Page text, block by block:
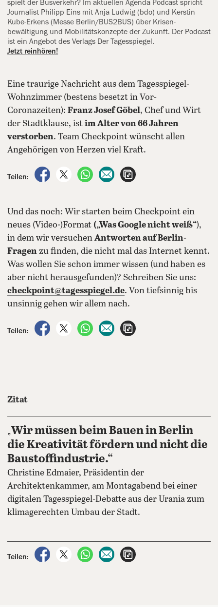
spielt der Bus­verkehr? Im aktuellen Agenda Podcast spricht
Journalist Philipp Eins mit Anja Ludwig (bdo) und Kerstin
Kube-Erkens (Messe Berlin/BUS2BUS) über Krisen­
bewältigung und Mobilitäts­konzepte der Zukunft. Der Podcast
ist ein Angebot des Verlags Der Tagesspiegel.
Jetzt reinhören!
Eine traurige Nachricht aus dem Tagesspiegel-
Wohnzimmer (bestens besetzt in Vor-
Coronazeiten): Franz Josef Göbel, Chef und Wirt
der Stadtklause, ist im Alter von 66 Jahren
verstorben. Team Checkpoint wünscht allen
Angehörigen von Herzen viel Kraft.
Teilen:
auf Facebook teilen
auf X teilenper WhatsApp teilen
per E-Mail teilen
Und das noch: Wir starten beim Checkpoint ein
neues (Video-)Format („Was Google nicht weiß“),
in dem wir versuchen Antworten auf Berlin-
Fragen zu finden, die nicht mal das Internet kennt.
Was wollen Sie schon immer wissen (und haben es
aber nicht herausgefunden)? Schreiben Sie uns:
checkpoint@tagesspiegel.de. Von tiefsinnig bis
unsinnig gehen wir allem nach.
Teilen:
auf Facebook teilen
auf X teilenper WhatsApp teilen
per E-Mail teilen
Zitat
„Wir müssen beim Bauen in Berlin
die Kreativität fördern und nicht die
Baustoffindustrie.“
Christine Edmaier, Präsidentin der
Architektenkammer, am Montagabend bei einer
digitalen Tagesspiegel-Debatte aus der Urania zum
klimagerechten Umbau der Stadt.
Teilen:
auf Facebook teilen
auf X teilenper WhatsApp teilen
per E-Mail teilen